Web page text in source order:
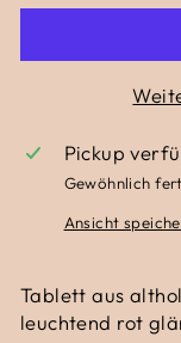
Pickup
Gewöhnlich
Ansicht
Tablett aus
leuchtend rot